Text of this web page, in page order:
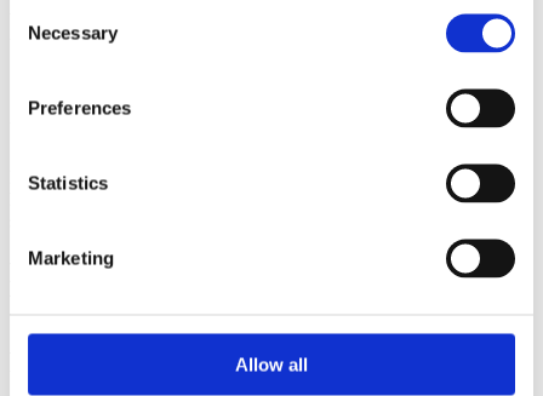
Selection
Necessary
Preferences
Statistics
Marketing
Allow all
Våra produkter är hållbart framtagna, inte endast vissa punktinsatser
utan i alla led – från början till slut.
Efter 10 år och tusentals timmar med användarna – maskinisterna –
har vi tillsammans med dem tagit fram skräddarsydda men
Relaterade
Relaterade produkter